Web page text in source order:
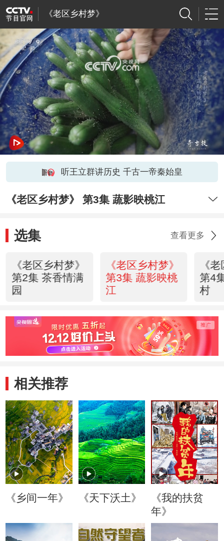
《老区乡村梦》
网络开小差了，请稍后再试
听王立群讲历史 千古一帝秦始皇
《老区乡村梦》 第3集 蔬影映桃江
选集 查看更多
《老区乡村梦》
第2集 茶香情满
园
《老区乡村梦》
第3集 蔬影映桃
江
《
第4
村
相关推荐
《乡间一年》 《天下沃土》
《我的扶贫
年》